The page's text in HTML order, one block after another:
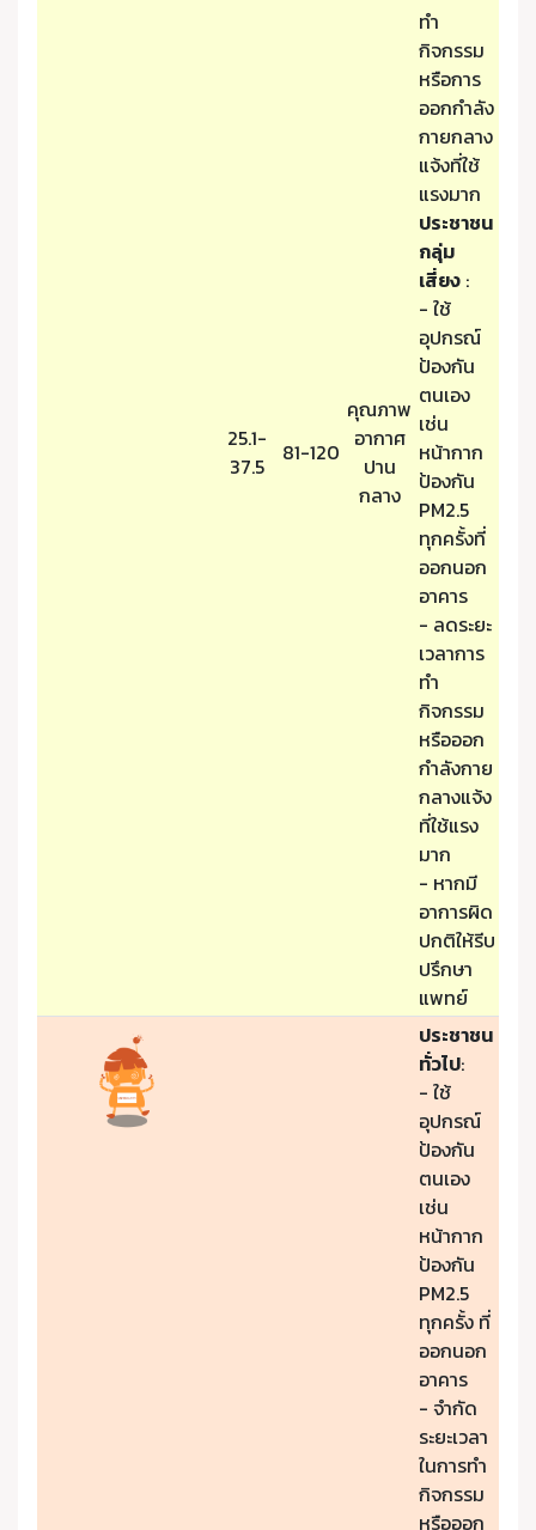
25.1-
37.5
81-120
คุณภาพ
อากาศ
ปาน
กลาง
ทำ
กิจกรรม
หรือการ
ออกกำลัง
กายกลาง
แจ้งที่ใช้
แรงมาก
ประชาชน
กลุ่ม
เสี่ยง :
- ใช้
อุปกรณ์
ป้องกัน
ตนเอง
เช่น
หน้ากาก
ป้องกัน
PM2.5
ทุกครั้งที่
ออกนอก
อาคาร
- ลดระยะ
เวลาการ
ทำ
กิจกรรม
หรือออก
กำลังกาย
กลางแจ้ง
ที่ใช้แรง
มาก
- หากมี
อาการผิด
ปกติให้รีบ
ปรึกษา
แพทย์
ประชาชน
ทั่วไป:
- ใช้
อุปกรณ์
ป้องกัน
ตนเอง
เช่น
หน้ากาก
ป้องกัน
PM2.5
ทุกครั้ง ที่
ออกนอก
อาคาร
- จำกัด
ระยะเวลา
ในการทำ
กิจกรรม
หรือออก